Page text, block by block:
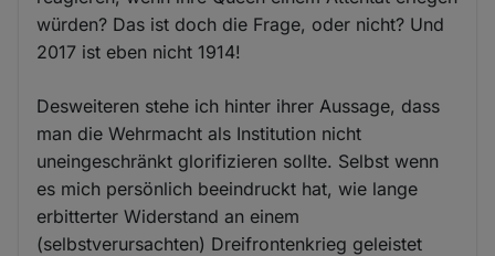
würden? Das ist doch die Frage, oder nicht? Und
2017 ist eben nicht 1914!
Desweiteren stehe ich hinter ihrer Aussage, dass
man die Wehrmacht als Institution nicht
uneingeschränkt glorifizieren sollte. Selbst wenn
es mich persönlich beeindruckt hat, wie lange
erbitterter Widerstand an einem
(selbstverursachten) Dreifrontenkrieg geleistet